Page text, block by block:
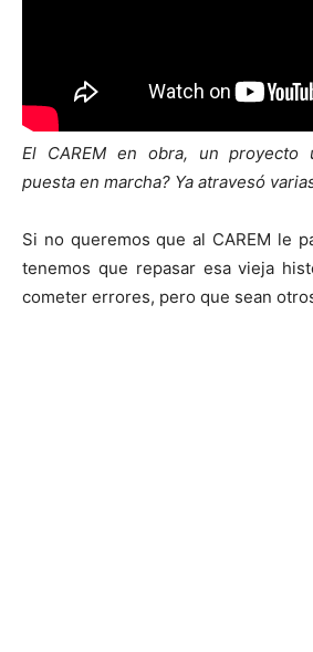
El CAREM en obra, un proyecto
puesta en marcha? Ya atravesó
Si no queremos que al CAREM le
tenemos que repasar esa vieja
cometer errores, pero que sean